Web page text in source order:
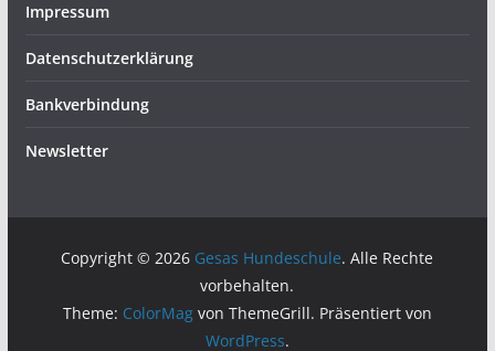
Impressum
Datenschutzerklärung
Bankverbindung
Newsletter
Copyright © 2026 Gesas Hundeschule. Alle Rechte
vorbehalten.
Theme: ColorMagvon ThemeGrill. Präsentiert von
WordPress.